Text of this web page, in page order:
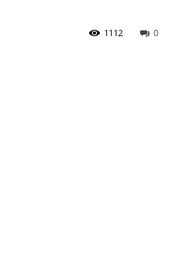
0
1112